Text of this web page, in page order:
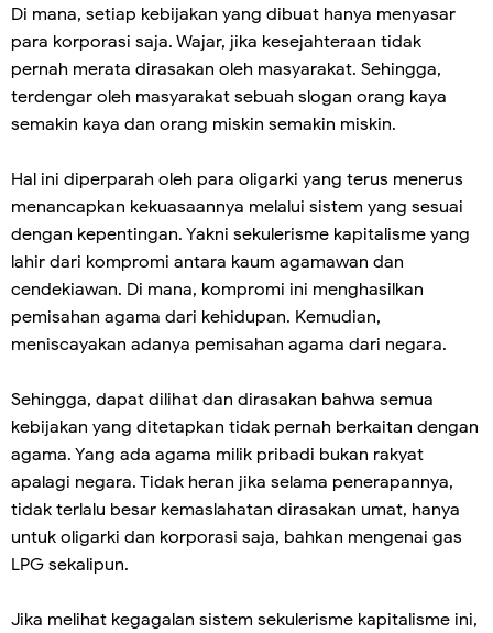
Di mana, setiap kebijakan yang dibuat hanya menyasar
para korporasi saja. Wajar, jika kesejahteraan tidak
pernah merata dirasakan oleh masyarakat. Sehingga,
terdengar oleh masyarakat sebuah slogan orang kaya
semakin kaya dan orang miskin semakin miskin.
Hal ini diperparah oleh para oligarki yang terus menerus
menancapkan kekuasaannya melalui sistem yang sesuai
dengan kepentingan. Yakni sekulerisme kapitalisme yang
lahir dari kompromi antara kaum agamawan dan
cendekiawan. Di mana, kompromi ini menghasilkan
pemisahan agama dari kehidupan. Kemudian,
meniscayakan adanya pemisahan agama dari negara.
Sehingga, dapat dilihat dan dirasakan bahwa semua
kebijakan yang ditetapkan tidak pernah berkaitan dengan
agama. Yang ada agama milik pribadi bukan rakyat
apalagi negara. Tidak heran jika selama penerapannya,
tidak terlalu besar kemaslahatan dirasakan umat, hanya
untuk oligarki dan korporasi saja, bahkan mengenai gas
LPG sekalipun.
Jika melihat kegagalan sistem sekulerisme kapitalisme ini,